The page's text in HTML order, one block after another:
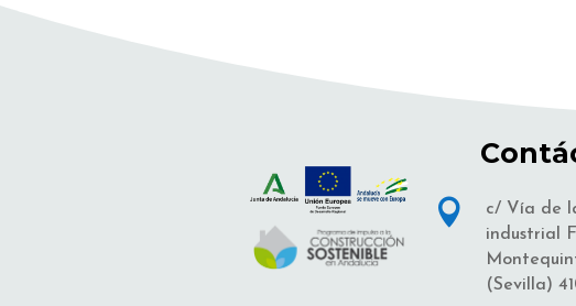

c/ Vía de
industrial
(Sevilla)